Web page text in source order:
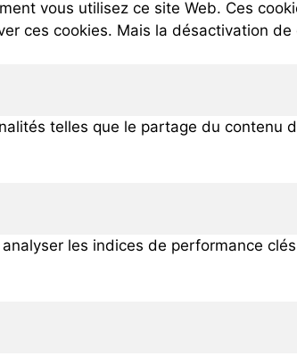
vous utilisez ce site Web. Ces
ces cookies. Mais la désactivation
telles que le partage du contenu
les indices de performance